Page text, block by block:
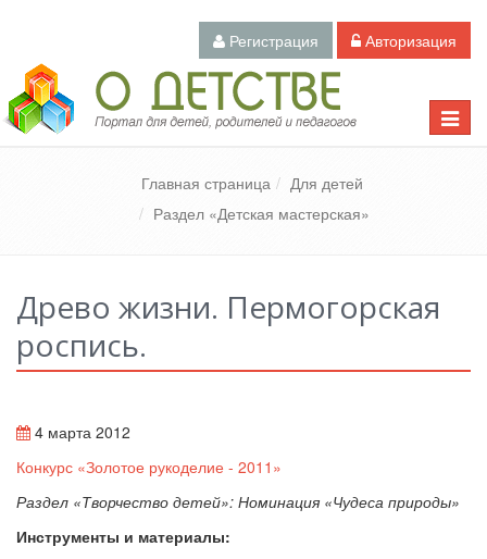
Регистрация Авторизация
Toggle
Педагогический портал «О детстве»
Главная страница
Для детей
Раздел «Детская мастерская»
Древо жизни. Пермогорская
роспись.
4 марта 2012
Конкурс «Золотое рукоделие - 2011»
Раздел «Творчество детей»: Номинация «Чудеса природы»
Инструменты и материалы: